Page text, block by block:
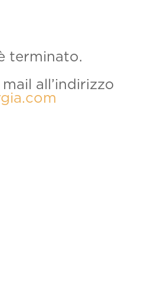
terminato.
all’indirizzo